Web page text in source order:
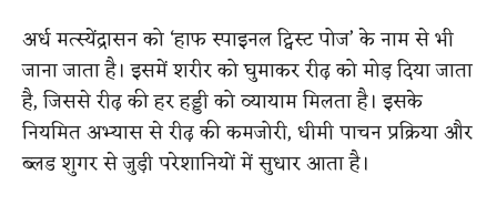
अर्ध मत्स्येंद्रासन को ‘हाफ स्पाइनल ट्विस्ट पोज’ के नाम से भी
जाना जाता है। इसमें शरीर को घुमाकर रीढ़ को मोड़ दिया जाता
है, जिससे रीढ़ की हर हड्डी को व्यायाम मिलता है। इसके
नियमित अभ्यास से रीढ़ की कमजोरी, धीमी पाचन प्रक्रिया और
ब्लड शुगर से जुड़ी परेशानियों में सुधार आता है।